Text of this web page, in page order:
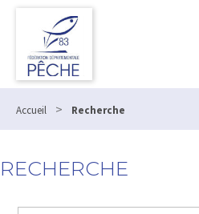
Accueil > Recherche
RECHERCHE